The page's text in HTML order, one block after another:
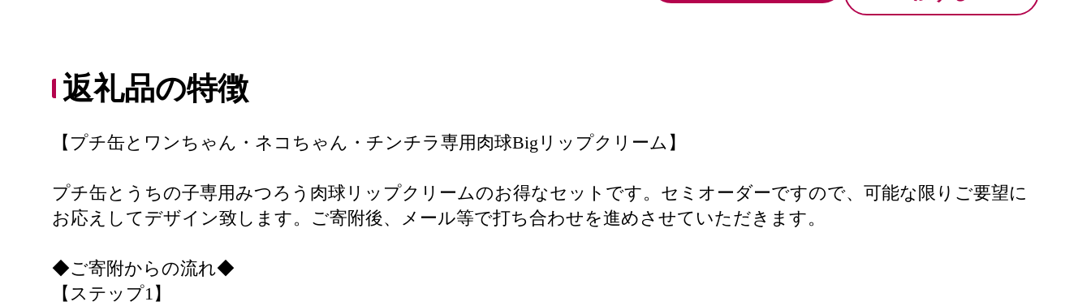
返礼品の特徴
【プチ缶とワンちゃん・ネコちゃん・チンチラ専用肉球Bigリップクリーム】
プチ缶とうちの子専用みつろう肉球リップクリームのお得なセットです。セミオーダーですので、可能な限りご要望に
お応えしてデザイン致します。ご寄附後、メール等で打ち合わせを進めさせていただきます。
◆ご寄附からの流れ◆
【ステップ1】